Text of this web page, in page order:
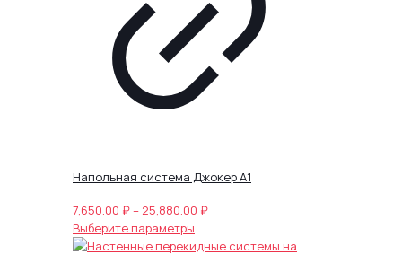
выбрать
на
странице
товара.
Напольная система Джокер А1
7,650.00 ₽– 25,880.00 ₽Диапазон
7,650.00 ₽
Выберите параметры
товар